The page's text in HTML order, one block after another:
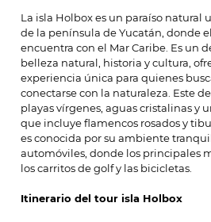
La isla Holbox es un paraíso natural
de la península de Yucatán, donde
encuentra con el Mar Caribe. Es un
belleza natural, historia y cultura,
experiencia única para quienes
conectarse con la naturaleza. Este
playas vírgenes, aguas cristalinas y
que incluye flamencos rosados y
es conocida por su ambiente
automóviles, donde los principales
los carritos de golf y las bicicletas.
Itinerario del tour isla Holbox